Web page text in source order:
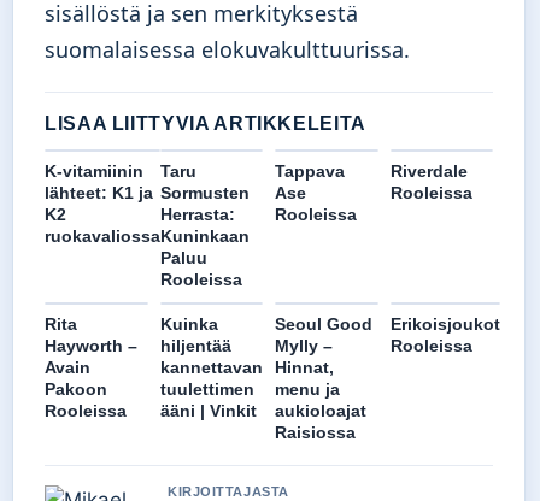
sisällöstä ja sen merkityksestä
suomalaisessa elokuvakulttuurissa.
LISAA LIITTYVIA ARTIKKELEITA
K-vitamiinin
lähteet: K1 ja
K2
ruokavaliossa
Taru
Sormusten
Herrasta:
Kuninkaan
Paluu
Rooleissa
Tappava
Ase
Rooleissa
Riverdale
Rooleissa
Rita
Hayworth –
Avain
Pakoon
Rooleissa
Kuinka
hiljentää
kannettavan
tuulettimen
ääni | Vinkit
Seoul Good
Mylly –
Hinnat,
menu ja
aukioloajat
Raisiossa
Erikoisjoukot
Rooleissa
KIRJOITTAJASTA